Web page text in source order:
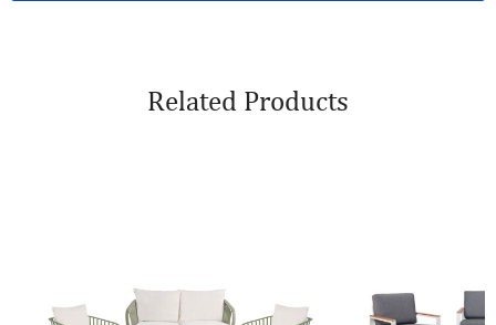
Related Products